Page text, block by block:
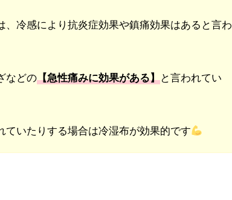
、冷感により抗炎症効果や鎮痛効果はあると言わ
などの【急性痛みに効果がある】と言われてい
ていたりする場合は冷湿布が効果的です